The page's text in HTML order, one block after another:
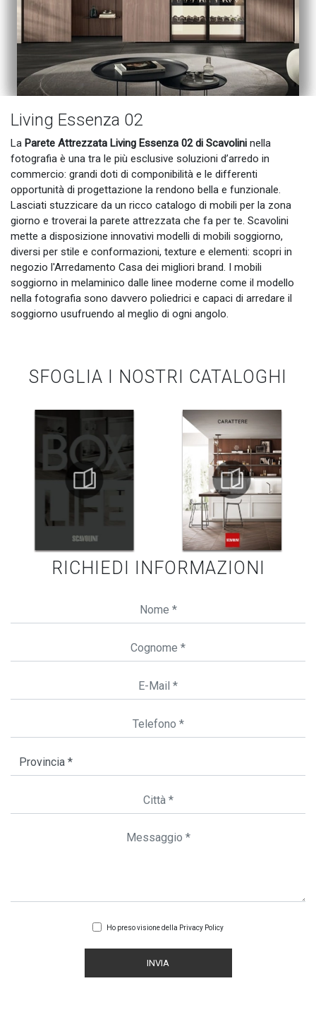
Living Essenza 02
La Parete Attrezzata Living Essenza 02 di Scavolini nella
fotografia è una tra le più esclusive soluzioni d’arredo in
commercio: grandi doti di componibilità e le differenti
opportunità di progettazione la rendono bella e funzionale.
Lasciati stuzzicare da un ricco catalogo di mobili per la zona
giorno e troverai la parete attrezzata che fa per te. Scavolini
mette a disposizione innovativi modelli di mobili soggiorno,
diversi per stile e conformazioni, texture e elementi: scopri in
negozio l'Arredamento Casa dei migliori brand. I mobili
soggiorno in melaminico dalle linee moderne come il modello
nella fotografia sono davvero poliedrici e capaci di arredare il
soggiorno usufruendo al meglio di ogni angolo.
SFOGLIA I NOSTRI CATALOGHI
RICHIEDI INFORMAZIONI
Ho preso visione della Privacy Policy
INVIA